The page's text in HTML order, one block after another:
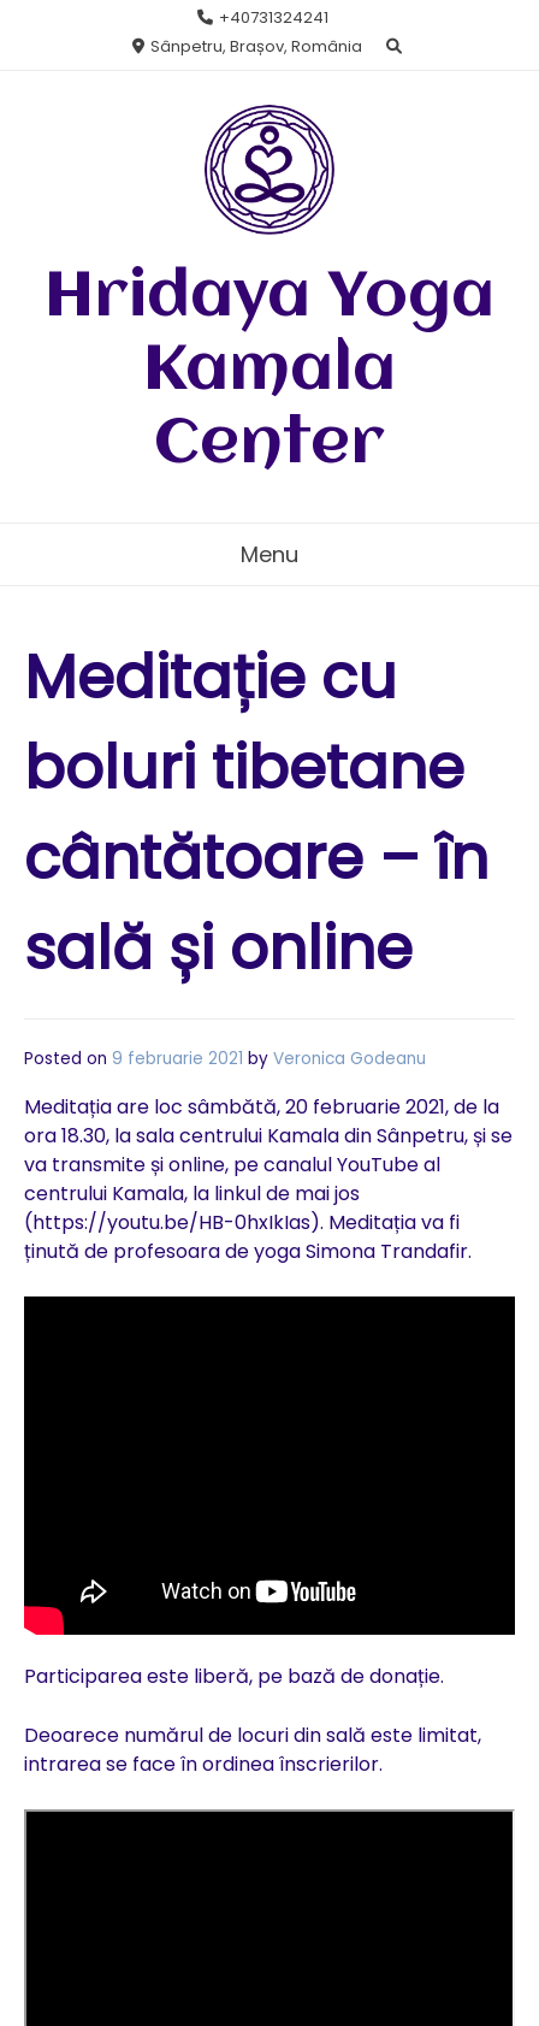
+40731324241
Sânpetru, Brașov, România
Hridaya Yoga
Kamala
Center
Menu
Meditație cu
boluri tibetane
cântătoare – în
sală și online
Posted on 9 februarie 2021 by Veronica Godeanu
Meditația are loc sâmbătă, 20 februarie 2021, de la
ora 18.30, la sala centrului Kamala din Sânpetru, și se
va transmite și online, pe canalul YouTube al
centrului Kamala, la linkul de mai jos
(https://youtu.be/HB-0hxIkIas). Meditația va fi
ținută de profesoara de yoga Simona Trandafir.
Participarea este liberă, pe bază de donație.
Deoarece numărul de locuri din sală este limitat,
intrarea se face în ordinea înscrierilor.